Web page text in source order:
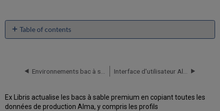
Table of contents
No
Ex Libris actualise les bacs à sable premium en copiant toutes les
données de production Alma, y compris les profils